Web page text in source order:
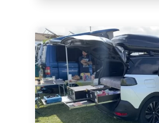
#39
Fernando
Joaquim